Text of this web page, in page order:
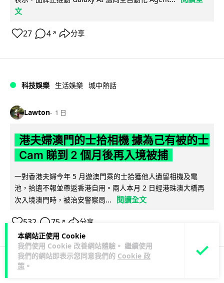
本網站正使用 Cookie
我們使用 Cookie 改善網站體驗。 繼續使用
我們的網站即表示您同意我們的 Cookie 政
策 。
文
27 4 ↗ 分享
科技娛樂 生活娛樂 城中熱話
Lawton 1 日
港夫婦澳門的士拾相機 據為己有被的士
Cam 睇到 2 個月後再入境被捕
一對香港夫婦今年 5 月遊澳門乘的士拾獲他人遺留相機及電
池，拾遺不報並帶返香港自用。兩人本月 2 日經港珠澳大橋再
次入境澳門時，被治安警察局...
閱讀全文
532 75 ↗ 分享